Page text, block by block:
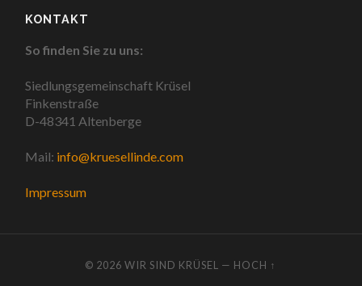
KONTAKT
So finden Sie zu uns:
Siedlungsgemeinschaft Krüsel
Finkenstraße
D-48341 Altenberge
Mail: info@kruesellinde.com
Impressum
© 2026WIR SIND KRÜSEL — HOCH ↑